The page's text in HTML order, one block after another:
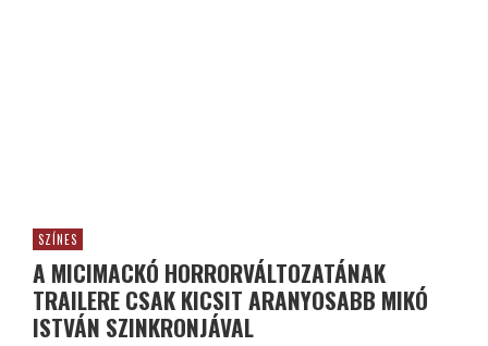
SZÍNES
A MICIMACKÓ HORRORVÁLTOZATÁNAK
TRAILERE CSAK KICSIT ARANYOSABB MIKÓ
ISTVÁN SZINKRONJÁVAL